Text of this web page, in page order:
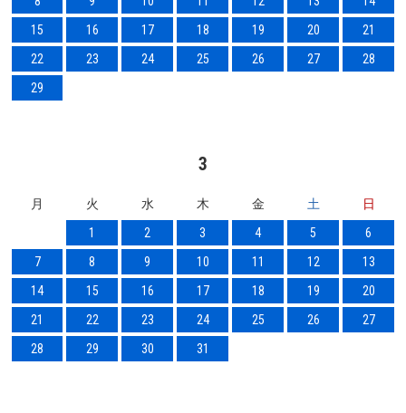
15
16 17 18 19 20
21
22
23 24 25 26 27
28
29
3
月 火 水 木 金 土
日
1
2 3 4 5
6
7
8 9 10 11 12
13
14
15 16 17 18 19
20
21
22 23 24 25 26
27
28
29 30 31